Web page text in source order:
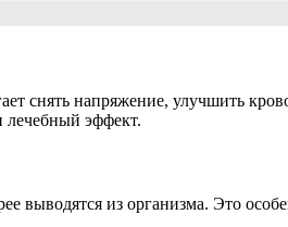
снять напряжение, улучшить
лечебный эффект.
выводятся из организма. Это